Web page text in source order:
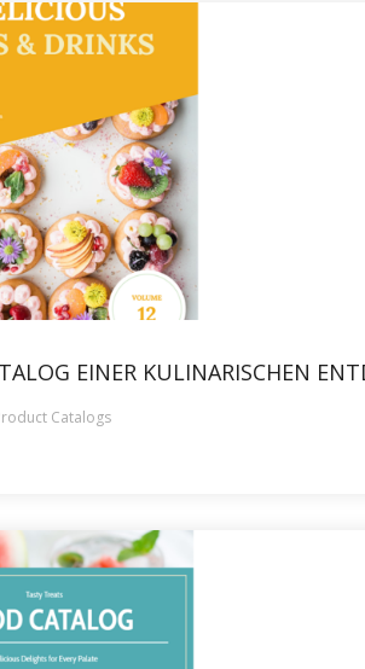
EINER KULINARISCHEN
Catalogs